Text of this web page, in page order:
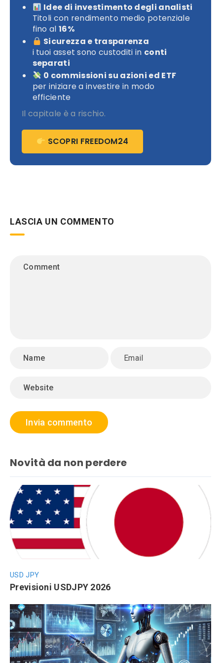
Idee di investimento degli analisti
Titoli con rendimento medio potenziale
fino al 16%
Sicurezza e trasparenza
i tuoi asset sono custoditi in conti
separati
0 commissioni su azioni ed ETF
per iniziare a investire in modo
efficiente
Il capitale è a rischio.
SCOPRI FREEDOM24
LASCIA UN COMMENTO
Novità da non perdere
USD JPY
Previsioni USDJPY 2026